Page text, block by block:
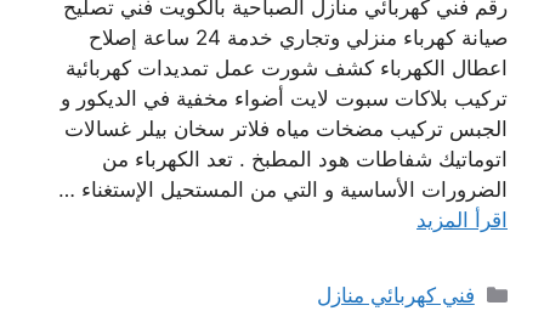
رقم فني كهربائي منازل الصباحية بالكويت فني تصليح
صيانة كهرباء منزلي وتجاري خدمة 24 ساعة إصلاح
اعطال الكهرباء كشف شورت عمل تمديدات كهربائية
تركيب بلاكات سبوت لايت أضواء مخفية في الديكور و
الجبس تركيب مضخات مياه فلاتر سخان بيلر غسالات
اتوماتيك شفاطات هود المطبخ . تعد الكهرباء من
الضرورات الأساسية و التي من المستحيل الإستغناء …
اقرأ المزيد
التصنيفات
فني كهربائي منازل